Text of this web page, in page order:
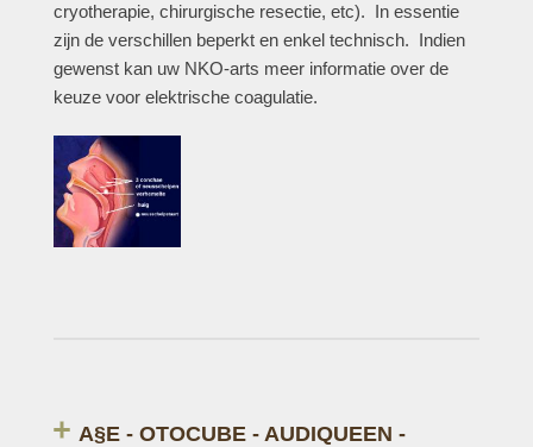
cryotherapie, chirurgische resectie, etc). In essentie
zijn de verschillen beperkt en enkel technisch. Indien
gewenst kan uw NKO-arts meer informatie over de
keuze voor elektrische coagulatie.
A§E - OTOCUBE - AUDIQUEEN -